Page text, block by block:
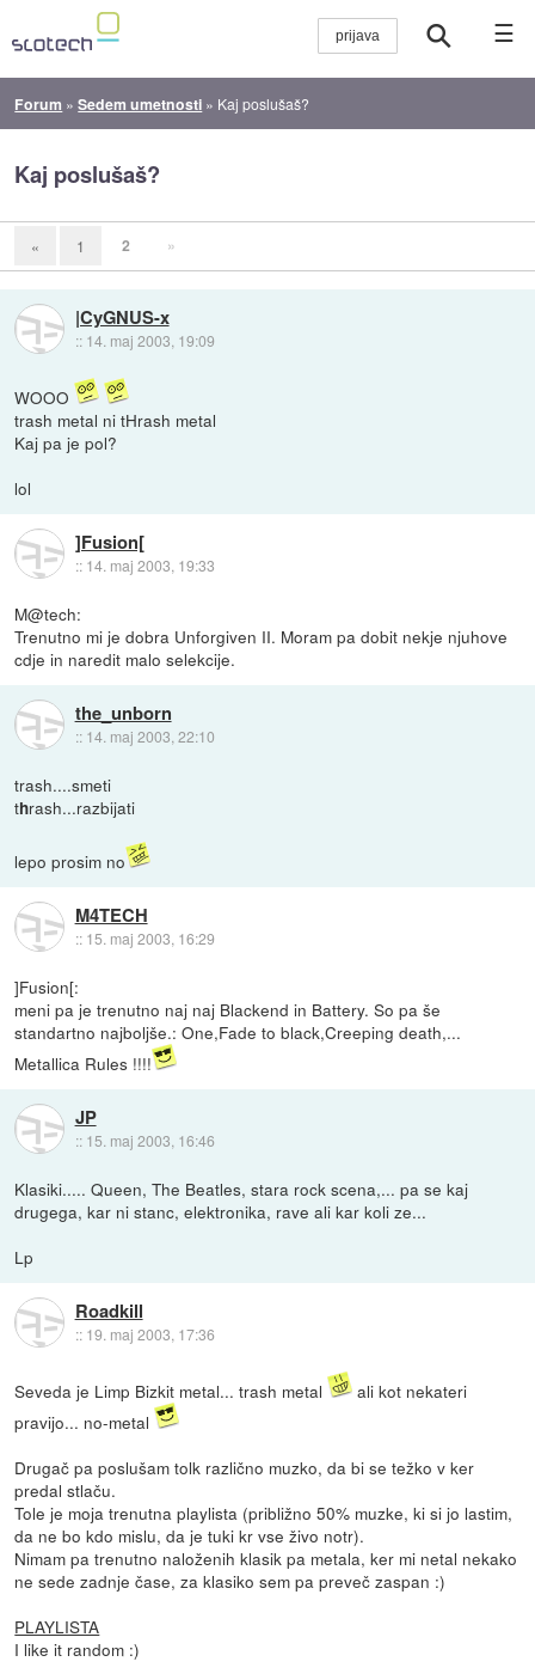
☰
Forum »Sedem umetnosti » Kaj poslušaš?
Kaj poslušaš?
« 1 2 »
|CyGNUS-x
:: 14. maj 2003, 19:09
WOOO
trash metal ni tHrash metal
Kaj pa je pol?
lol
]Fusion[
:: 14. maj 2003, 19:33
M@tech:
Trenutno mi je dobra Unforgiven II. Moram pa dobit nekje njuhove
cdje in naredit malo selekcije.
the_unborn
:: 14. maj 2003, 22:10
trash....smeti
thrash...razbijati
lepo prosim no
M4TECH
:: 15. maj 2003, 16:29
]Fusion[:
meni pa je trenutno naj naj Blackend in Battery. So pa še
standartno najboljše.: One,Fade to black,Creeping death,...
Metallica Rules !!!!
JP
:: 15. maj 2003, 16:46
Klasiki..... Queen, The Beatles, stara rock scena,... pa se kaj
drugega, kar ni stanc, elektronika, rave ali kar koli ze...
Lp
Roadkill
:: 19. maj 2003, 17:36
Seveda je Limp Bizkit metal... trash metal
ali kot nekateri
pravijo... no-metal
Drugač pa poslušam tolk različno muzko, da bi se težko v ker
predal stlaču.
Tole je moja trenutna playlista (približno 50% muzke, ki si jo lastim,
da ne bo kdo mislu, da je tuki kr vse živo notr).
Nimam pa trenutno naloženih klasik pa metala, ker mi netal nekako
ne sede zadnje čase, za klasiko sem pa preveč zaspan :)
PLAYLISTA
I like it random :)